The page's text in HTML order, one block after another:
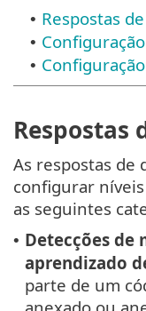
• Respostas
•
•
Respostas
As respostas de
configurar
as seguintes
• Detecções de
aprendizado
parte de um